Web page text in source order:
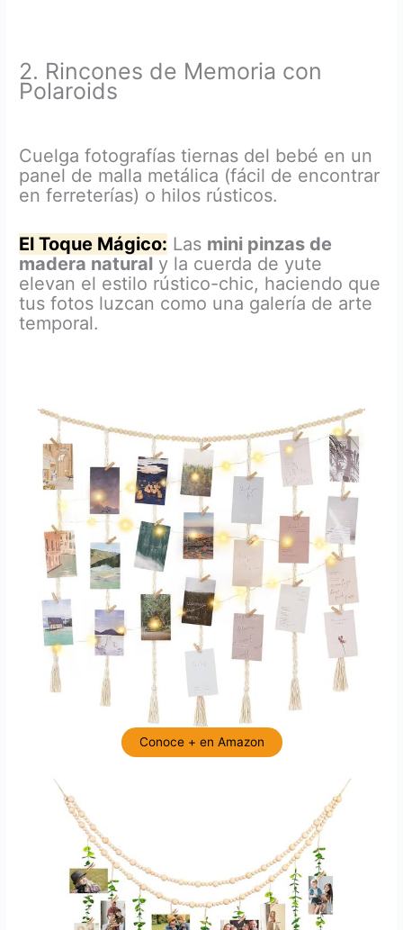
2. Rincones de Memoria con
Polaroids
Cuelga fotografías tiernas del bebé en un
panel de malla metálica (fácil de encontrar
en ferreterías) o hilos rústicos.
El Toque Mágico: Las mini pinzas de
madera natural y la cuerda de yute
elevan el estilo rústico-chic, haciendo que
tus fotos luzcan como una galería de arte
temporal.
Conoce + en Amazon